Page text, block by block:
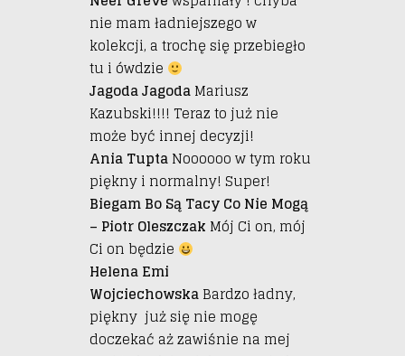
nie mam ładniejszego w
kolekcji, a trochę się przebiegło
tu i ówdzie
Jagoda JagodaMariusz
Kazubski!!!! Teraz to już nie
może być innej decyzji!
Ania TuptaNoooooo w tym roku
piękny i normalny! Super!
Biegam Bo Są Tacy Co Nie Mogą
– Piotr Oleszczak Mój Ci on, mój
Ci on będzie
Helena Emi
WojciechowskaBardzo ładny,
piękny już się nie mogę
doczekać aż zawiśnie na mej